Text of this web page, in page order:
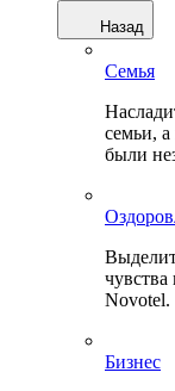
Назад
Семья
семьи,
были
чувства
Novotel.
Бизнес